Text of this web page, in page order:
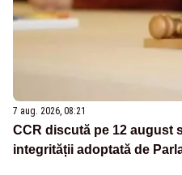
7 aug. 2026, 08:21
CCR discută pe 12 august
integrității adoptată de